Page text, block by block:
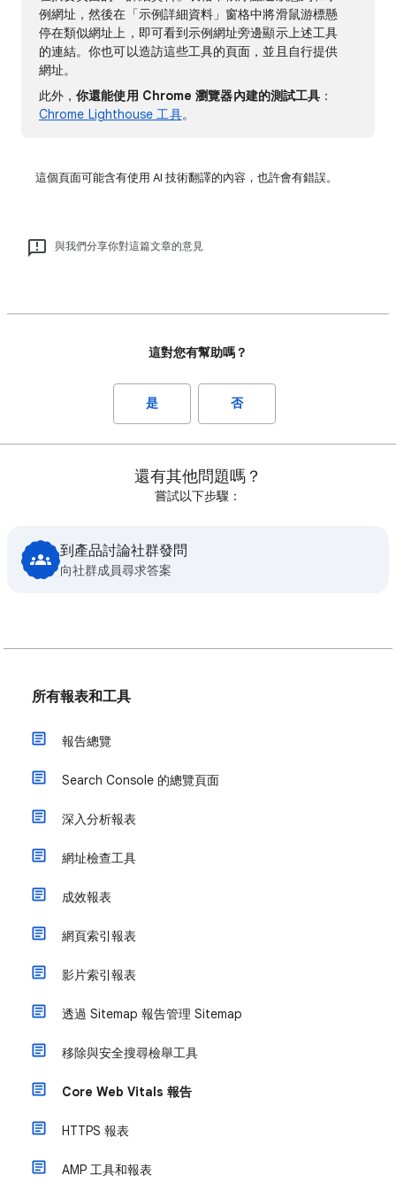
例網址，然後在「示例詳細資料」窗格中將滑鼠游標懸
停在類似網址上， 即可看到示例網址旁邊顯示上述工具
的連結。你也可以造訪這些工具的頁面，並且自行提供
網址。
此外，你還能使用 Chrome 瀏覽器內建的測試工具 ：
Chrome Lighthouse 工具。
這個頁面可能含有使用 AI 技術翻譯的內容，也許會有錯誤。
與我們分享你對這篇文章的意見
這對您有幫助嗎？
是 否
還有其他問題嗎？
嘗試以下步驟：
到產品討論社群發問
向社群成員尋求答案
所有報表和工具
報告總覽
Search Console 的總覽頁面
深入分析報表
網址檢查工具
成效報表
網頁索引報表
影片索引報表
透過 Sitemap 報告管理 Sitemap
移除與安全搜尋檢舉工具
Core Web Vitals 報告
HTTPS 報表
AMP 工具和報表